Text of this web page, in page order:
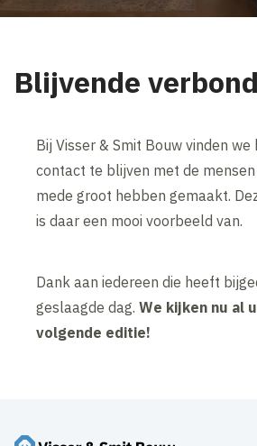
Blijvende
Bij Visser & Smit Bouw vinden
contact te blijven met de
mede groot hebben gemaakt.
is daar een mooi voorbeeld van.
Dank aan iedereen die heeft
geslaagde dag.We kijken nu al
volgende editie!